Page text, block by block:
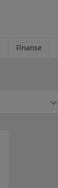
Finanse